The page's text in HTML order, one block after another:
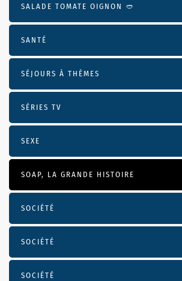
SALADE TOMATE OIGNON 🥙
SANTÉ
SÉJOURS À THÈMES
SÉRIES TV
SEXE
SOAP, LA GRANDE HISTOIRE
SOCIÉTÉ
SOCIÉTÉ
SOCIÉTÉ